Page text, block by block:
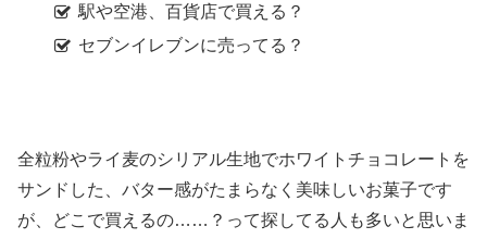
駅や空港、百貨店で買える？
セブンイレブンに売ってる？
全粒粉やライ麦のシリアル生地でホワイトチョコレートを
サンドした、バター感がたまらなく美味しいお菓子です
が、どこで買えるの……？って探してる人も多いと思いま